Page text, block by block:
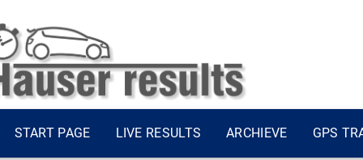
START PAGE LIVE RESULTS ARCHIEVE GPS